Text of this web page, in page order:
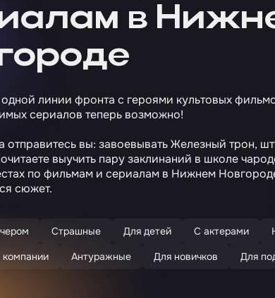
в
одной линии фронта с героями культовых
сериалов теперь возможно!
отправитесь вы: завоевывать Железный трон,
выучить пару заклинаний в школе
по фильмам и сериалам в Нижнем
сюжет.
Страшные Для детей С актерами
Антуражные Для новичков Для